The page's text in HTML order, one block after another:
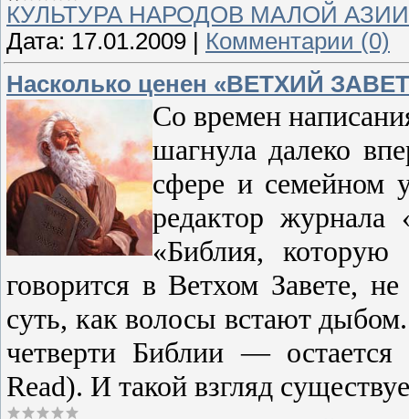
КУЛЬТУРА НАРОДОВ МАЛОЙ АЗИИ
Дата: 17.01.2009
Комментарии (0)
Насколько ценен «ВЕТХИЙ
Со времен
шагнула далеко
сфере и семейном
редактор журнала
«Библия,
говорится в Ветхом Завете,
суть, как волосы встают
четверти Библии —
Read). И такой взгляд